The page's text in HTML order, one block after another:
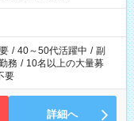
/ 40～50代活躍中 / 副
務 / 10名以上の大量募
要
詳細へ